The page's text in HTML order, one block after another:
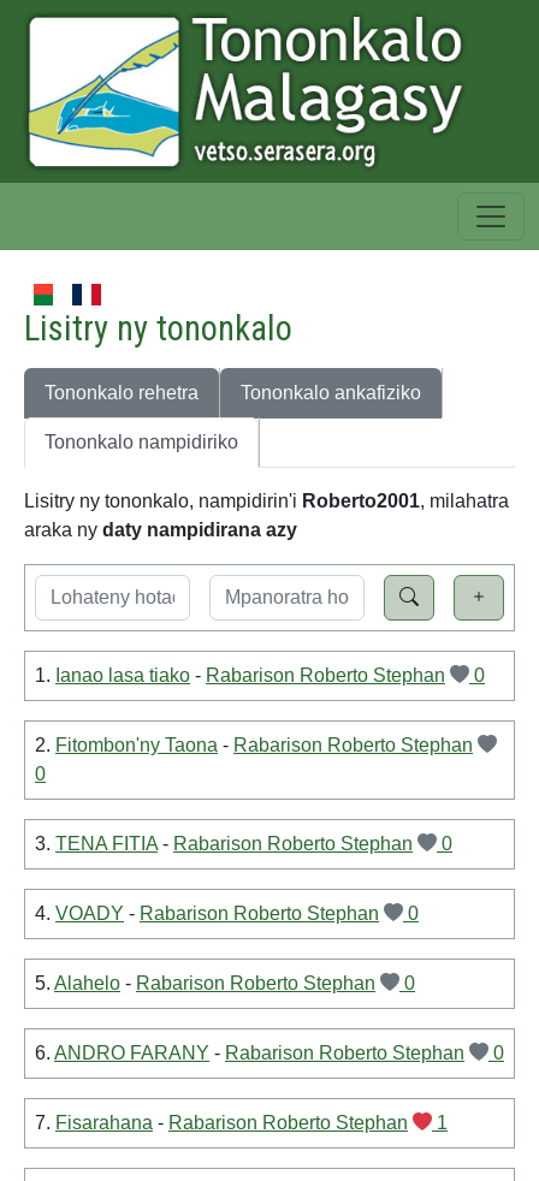
Lisitry ny tononkalo
Tononkalo rehetra Tononkalo ankafiziko
Tononkalo nampidiriko
Lisitry ny tononkalo, nampidirin'i Roberto2001, milahatra
araka ny daty nampidirana azy
1. Ianao lasa tiako - Rabarison Roberto Stephan 0
2. Fitombon'ny Taona - Rabarison Roberto Stephan
0
3. TENA FITIA - Rabarison Roberto Stephan 0
4. VOADY - Rabarison Roberto Stephan 0
5. Alahelo - Rabarison Roberto Stephan 0
6. ANDRO FARANY - Rabarison Roberto Stephan 0
7. Fisarahana - Rabarison Roberto Stephan 1